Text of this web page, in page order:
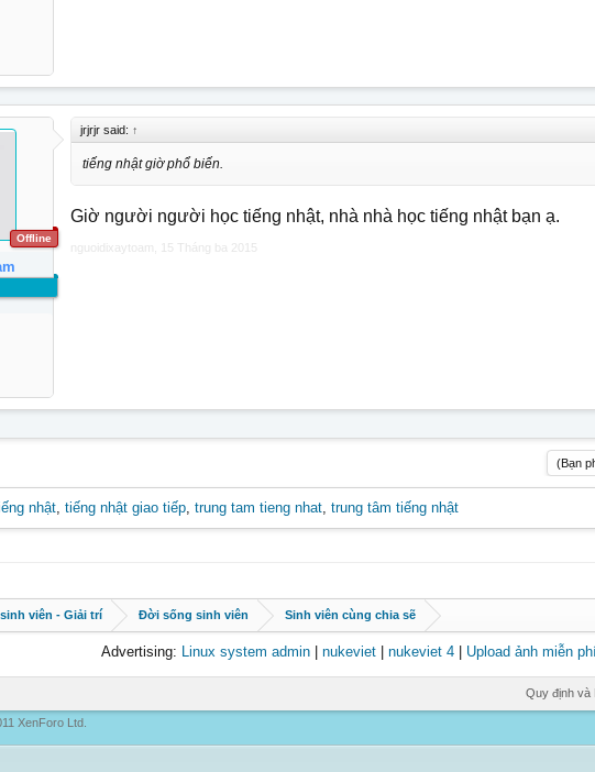
Offline
jrjrjr said: ↑
tiếng nhật giờ phổ biến.
Giờ người người học tiếng nhật, nhà nhà học tiếng nhật bạn ạ.
nguoidixaytoam 15 Tháng ba 2015
(Bạn
nhật, tiếng nhật giao tiếp, trung tam tieng nhat, trung tâm tiếng nhật
viên - Giải trí Đời sống sinh viên Sinh viên cùng chia sẽ
Advertising: Linux system admin| nukeviet| nukeviet 4| Upload ảnh miễn
Quy định và
XenForo Ltd.